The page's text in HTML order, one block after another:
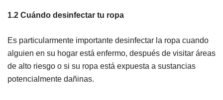
1.2 Cuándo desinfectar tu ropa
Es particularmente importante desinfectar la ropa cuando
alguien en su hogar está enfermo, después de visitar áreas
de alto riesgo o si su ropa está expuesta a sustancias
potencialmente dañinas.